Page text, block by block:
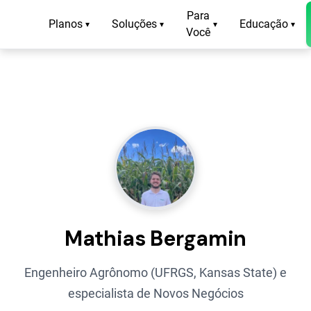
Planos ▾ Soluções ▾
Para
Você
▾ Educação ▾
Mathias Bergamin
Engenheiro Agrônomo (UFRGS, Kansas State) e
especialista de Novos Negócios